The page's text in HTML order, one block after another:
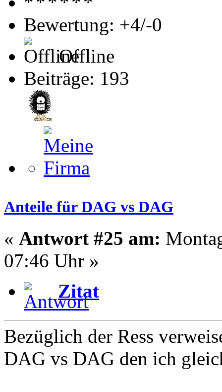
Bewertung: +4/-0
Offline
Beiträge: 193
Anteile für DAG vs DAG
« Antwort #25 am:
07:46 Uhr »
Zitat
Bezüglich der Ress
DAG vs DAG den ich